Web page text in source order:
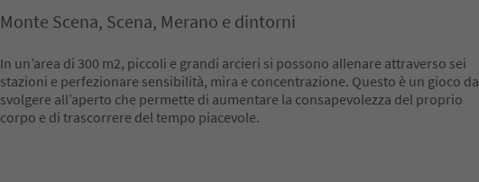
Monte Scena, Scena, Merano e dintorni
In un’area di 300 m2, piccoli e grandi arcieri si possono allenare attraverso sei
stazioni e perfezionare sensibilità, mira e concentrazione. Questo è un gioco da
svolgere all’aperto che permette di aumentare la consapevolezza del proprio
corpo e di trascorrere del tempo piacevole.